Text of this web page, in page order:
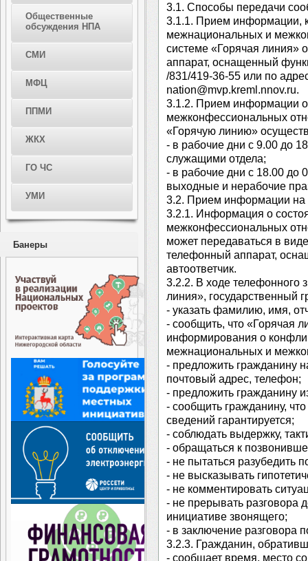
Общественные
обсуждения НПА
СМИ
МФЦ
ППМИ
ЖКХ
ГО ЧС
УМИ
Банеры
3.1. Способы передачи
3.1.1. Прием информации,
межнациональных и
системе «Горячая линия»
аппарат, оснащенный
/831/419-36-55 или по
nation@mvp.kreml.nnov.ru.
3.1.2. Прием информации
межконфессиональных
«Горячую линию»
- в рабочие дни с 9.00 до
служащими отдела;
- в рабочие дни с 18.00 до
выходные и нерабочие
3.2. Прием информации на
3.2.1. Информация о
межконфессиональных
может передаваться в
телефонный аппарат,
автоответчик.
3.2.2. В ходе телефонного
линия», государственный
- указать фамилию, имя,
- сообщить, что «Горячая
информирования о
межнациональных и
- предложить гражданину
почтовый адрес, телефон;
- предложить гражданину
- сообщить гражданину,
сведений гарантируется;
- соблюдать выдержку,
- обращаться к
- не пытаться разубедить
- не высказывать
- не комментировать
- не прерывать разговора
инициативе звонящего;
- в заключение разговора
3.2.3. Гражданин,
- сообщает время, место